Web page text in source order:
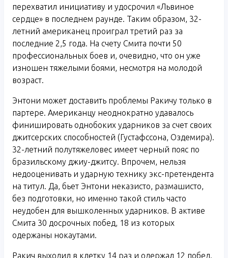
перехватил инициативу и удосрочил «Львиное
сердце» в последнем раунде. Таким образом, 32-
летний американец проиграл третий раз за
последние 2,5 года. На счету Смита почти 50
профессиональных боев и, очевидно, что он уже
изношен тяжелыми боями, несмотря на молодой
возраст.
Энтони может доставить проблемы Ракичу только в
партере. Американцу неоднократно удавалось
финишировать однобоких ударников за счет своих
джитсерских способностей (Густафссона, Оздемира).
32-летний полутяжеловес имеет черный пояс по
бразильскому джиу-джитсу. Впрочем, нельзя
недооценивать и ударную технику экс-претендента
на титул. Да, бьет Энтони неказисто, размашисто,
без подготовки, но именно такой стиль часто
неудобен для вышколенных ударников. В активе
Смита 30 досрочных побед, 18 из которых
одержаны нокаутами.
Ракич выходил в клетку 14 раз и одержал 12 побед.